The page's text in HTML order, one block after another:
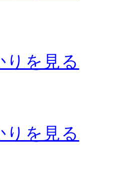
りを見る
りを見る